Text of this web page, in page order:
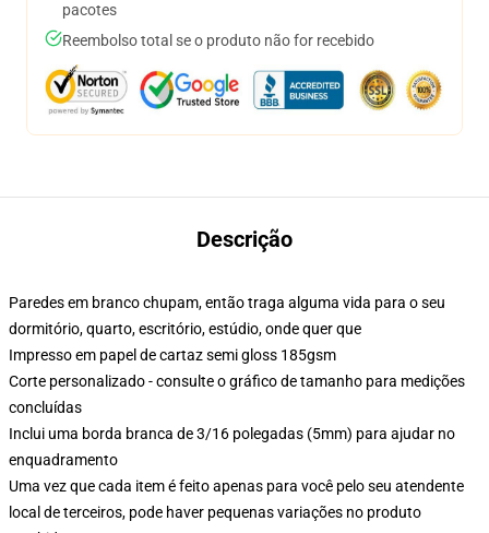
pacotes
Reembolso total se o produto não for recebido
Descrição
Paredes em branco chupam, então traga alguma vida para o seu
dormitório, quarto, escritório, estúdio, onde quer que
Impresso em papel de cartaz semi gloss 185gsm
Corte personalizado - consulte o gráfico de tamanho para medições
concluídas
Inclui uma borda branca de 3/16 polegadas (5mm) para ajudar no
enquadramento
Uma vez que cada item é feito apenas para você pelo seu atendente
local de terceiros, pode haver pequenas variações no produto